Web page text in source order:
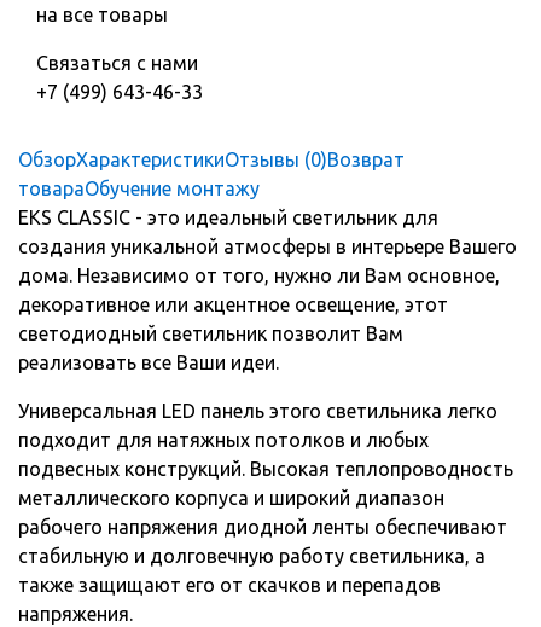
на все товары
Связаться с нами
+7 (499) 643-46-33
ОбзорХарактеристикиОтзывы (0)Возврат
товараОбучение монтажу
EKS CLASSIC - это идеальный светильник для
создания уникальной атмосферы в интерьере Вашего
дома. Независимо от того, нужно ли Вам основное,
декоративное или акцентное освещение, этот
светодиодный светильник позволит Вам
реализовать все Ваши идеи.
Универсальная LED панель этого светильника легко
подходит для натяжных потолков и любых
подвесных конструкций. Высокая теплопроводность
металлического корпуса и широкий диапазон
рабочего напряжения диодной ленты обеспечивают
стабильную и долговечную работу светильника, а
также защищают его от скачков и перепадов
напряжения.